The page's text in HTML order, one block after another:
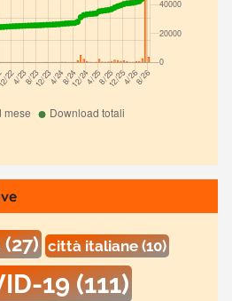
(27) città italiane(10)
19(111)